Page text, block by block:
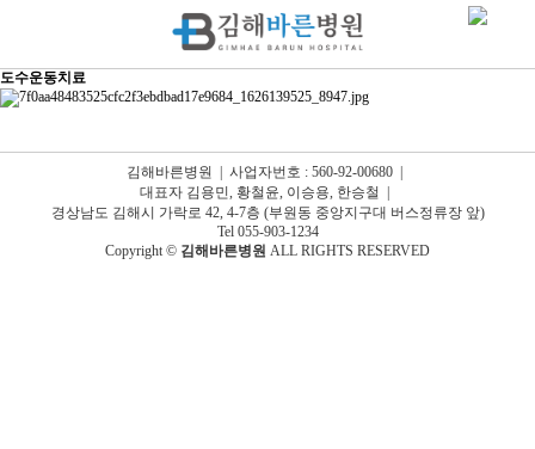
도수운동치료
김해바른병원 | 사업자번호 : 560-92-00680 |
대표자 김용민, 황철윤, 이승용, 한승철 |
경상남도 김해시 가락로 42, 4-7층 (부원동 중앙지구대 버스정류장 앞)
Tel 055-903-1234
Copyright © 김해바른병원 ALL RIGHTS RESERVED